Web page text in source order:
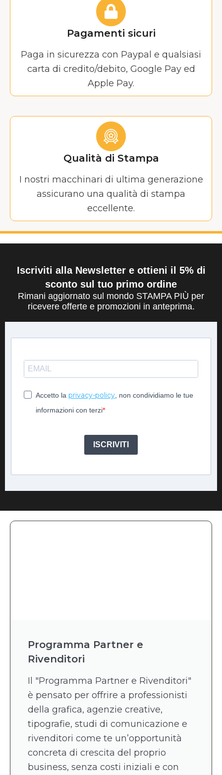
Pagamenti sicuri
Paga in sicurezza con Paypal e qualsiasi
carta di credito/debito, Google Pay ed
Apple Pay.
Qualità di Stampa
I nostri macchinari di ultima generazione
assicurano una qualità di stampa
eccellente.
Iscriviti alla Newsletter e ottieni il 5% di
sconto sul tuo primo ordine
Rimani aggiornato sul mondo STAMPA PIÙ per
ricevere offerte e promozioni in anteprima.
Accetto la privacy-policy , non condividiamo le tue
informazioni con terzi
ISCRIVITI
Programma Partner e
Rivenditori
Il "Programma Partner e Rivenditori"
è pensato per offrire a professionisti
della grafica, agenzie creative,
tipografie, studi di comunicazione e
rivenditori come te un’opportunità
concreta di crescita del proprio
business, senza costi iniziali e con